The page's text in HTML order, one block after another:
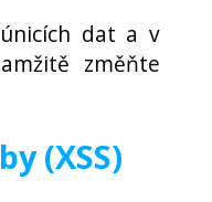
dat a v
změňte
(XSS)